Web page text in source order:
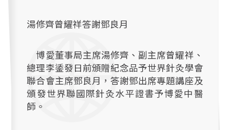
湯修齊曾耀祥答謝鄧良月
博愛董事局主席湯修齊、副主席曾耀祥、
總理李鋈發日前頒贈紀念品予世界針灸學會
聯合會主席鄧良月，答謝鄧出席專題講座及
頒發世界聯國際針灸水平證書予博愛中醫
師。